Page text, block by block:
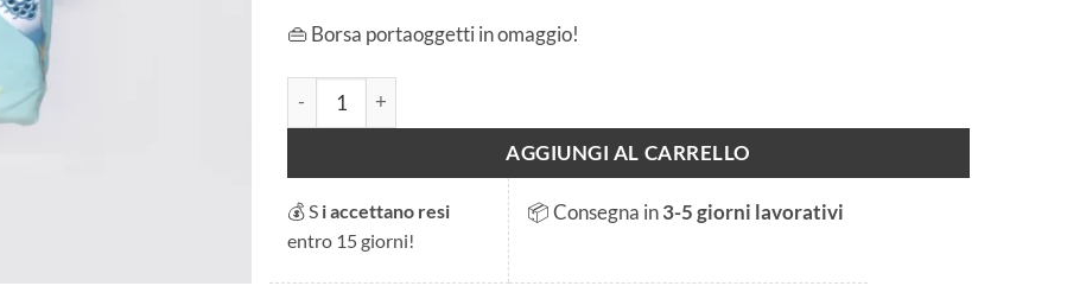
👜 Borsa portaoggetti in omaggio!
Telo da spiaggia - Bains des Pâquis quantità
AGGIUNGI AL CARRELLO
💰 S i accettano resi
entro 15 giorni!
📦 Consegna in3-5 giorni lavorativi